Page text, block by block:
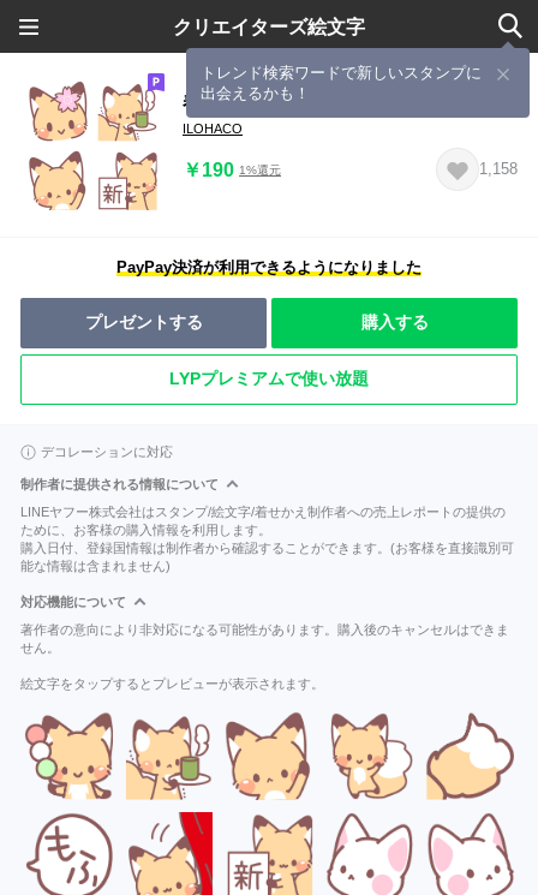
クリエイターズ絵文字
トレンド検索ワードで新しいスタンプに
出会えるかも！
春っぽいきつね絵文字
ILOHACO
￥190 1%還元 1,158
PayPay決済が利用できるようになりました
プレゼントする 購入する
LYPプレミアムで使い放題
デコレーションに対応
制作者に提供される情報について
LINEヤフー株式会社はスタンプ/絵文字/着せかえ制作者への売上レポートの提供の
ために、お客様の購入情報を利用します。
購入日付、登録国情報は制作者から確認することができます。(お客様を直接識別可
能な情報は含まれません)
対応機能について
著作者の意向により非対応になる可能性があります。購入後のキャンセルはできま
せん。
絵文字をタップするとプレビューが表示されます。